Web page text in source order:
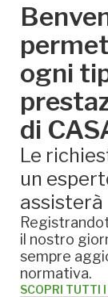
ogni
di
Le
un
assisterà
il nostro
sempre
normativa.
SCOPRI TUTTI